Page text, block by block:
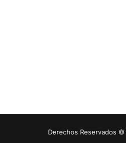
Derechos Reservados ©